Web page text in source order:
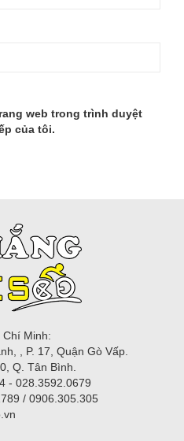
web trong trình duyệt
của tôi.
Chí Minh:
, P. 17, Quận Gò Vấp.
Q. Tân Bình.
- 028.3592.0679
/ 0906.305.305